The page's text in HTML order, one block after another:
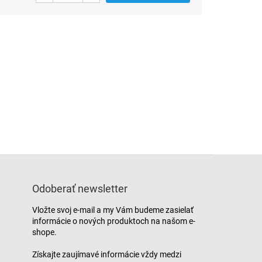
Odoberať newsletter
Vložte svoj e-mail a my Vám budeme zasielať
informácie o nových produktoch na našom e-
shope.